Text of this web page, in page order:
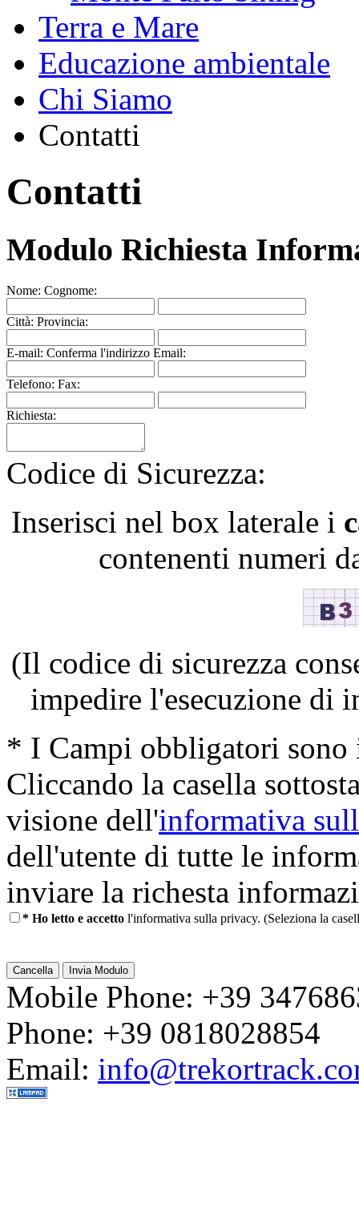
Terra e Mare
Educazione ambientale
Chi Siamo
Contatti
Contatti
Modulo Richiesta
Nome: Cognome:
Città: Provincia:
E-mail: Conferma l'indirizzo Email:
Telefono: Fax:
Richiesta:
Codice di Sicurezza:
Inserisci nel box laterale i
contenenti numeri
(Il codice di sicurezza
impedire l'esecuzione di
* I Campi obbligatori
Cliccando la casella
visione dell'informativa
dell'utente di tutte le
inviare la richesta
* Ho letto e accetto l'informativa sulla privacy. (Seleziona la
Mobile Phone: +39
Phone: +39 0818028854
Email: